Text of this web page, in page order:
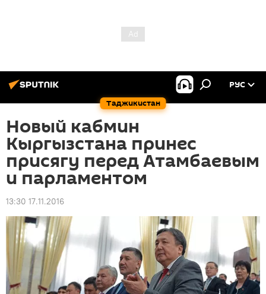
Таджикистан
РУС
Новый кабмин
Кыргызстана принес
присягу перед Атамбаевым
и парламентом
13:30 17.11.2016